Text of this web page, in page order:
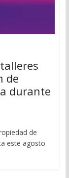
de
durante
de
este agosto